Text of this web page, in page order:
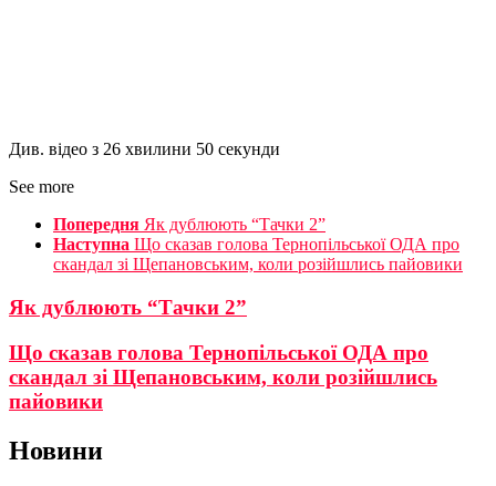
Див. відео з 26 хвилини 50 секунди
See more
Попередня Як дублюють “Тачки 2”
Наступна Що сказав голова Тернопільської ОДА про
скандал зі Щепановським, коли розійшлись пайовики
Як дублюють “Тачки 2”
Що сказав голова Тернопільської ОДА про
скандал зі Щепановським, коли розійшлись
пайовики
Новини